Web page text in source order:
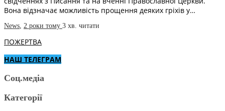
Вона відзначає можливість прощення деяких гріхів у…
News 2 роки тому 3 хв. читати
ПОЖЕРТВА
НАШ ТЕЛЕГРАМ
Соц.медіа
Категорії